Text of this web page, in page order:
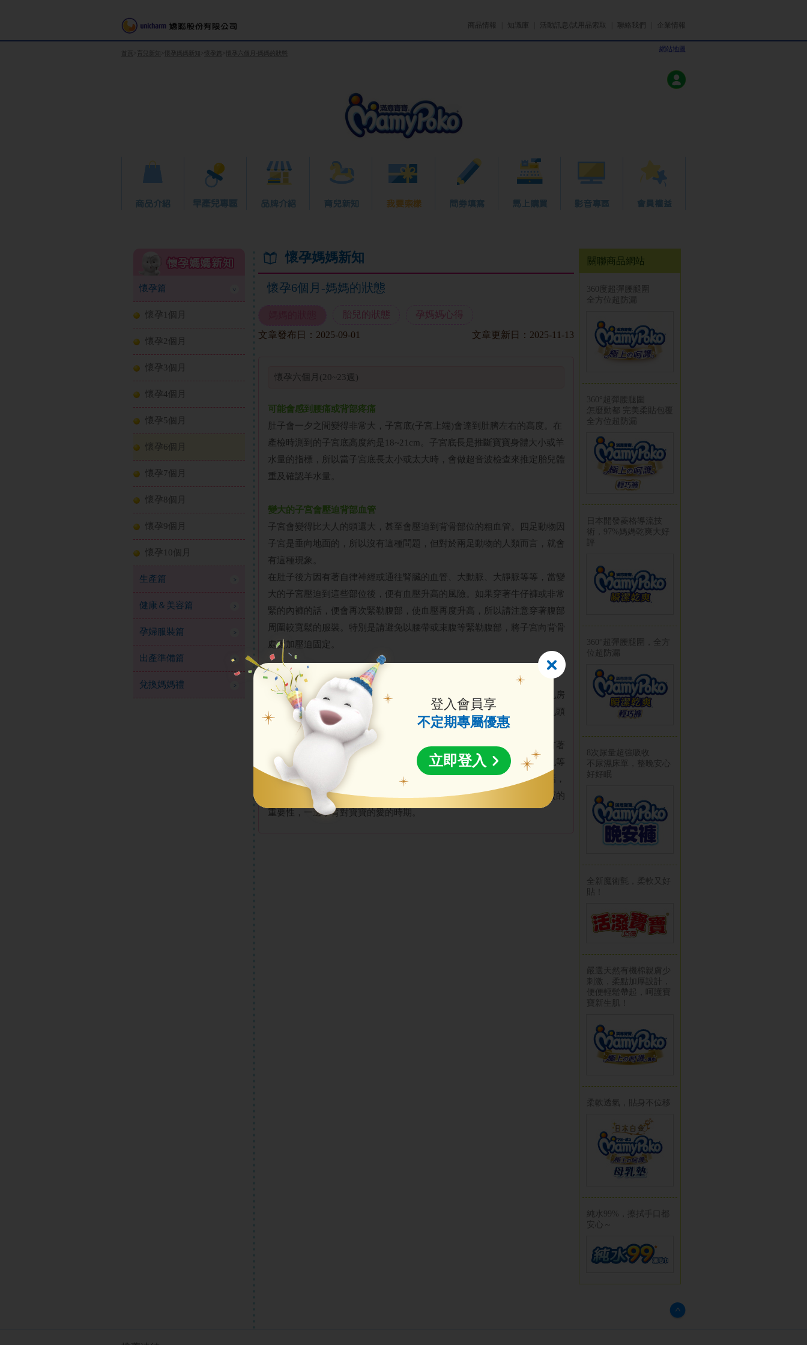
商品情報 知識庫 活動訊息/試用品索取 聯絡我們 企業情報
首頁 育兒新知 懷孕媽媽新知 懷孕篇 懷孕六個月-媽媽的狀態
網站地圖
登入會員享
不定期專屬優惠
立即登入
懷孕媽媽新知
懷孕6個月-媽媽的狀態
胎兒的狀態
孕媽媽心得
文章發布日： 2025-09-01 文章更新日： 2025-11-13
懷孕六個月(20~23週)
可能會感到腰痛或背部疼痛
肚子會一夕之間變得非常大，子宮底(子宮上端)會達到肚臍左右的高度。在
產檢時測到的子宮底高度約是18~21cm。子宮底長是推斷寶寶身體大小或羊
水量的指標，所以當子宮底長太小或太大時，會做超音波檢查來推定胎兒體
重及確認羊水量。
變大的子宮會壓迫背部血管
子宮會變得比大人的頭還大，甚至會壓迫到背骨部位的粗血管。四足動物因
子宮是垂向地面的，所以沒有這種問題，但對於兩足動物的人類而言，就會
有這種現象。
在肚子後方因有著自律神經或通往腎臟的血管、大動脈、大靜脈等等，當變
大的子宮壓迫到這些部位後，便有血壓升高的風險。如果穿著牛仔褲或非常
緊的內褲的話，便會再次緊勒腹部，使血壓再度升高，所以請注意穿著腹部
周圍較寬鬆的服裝。特別是請避免以腰帶或束腹等緊勒腹部，將子宮向背骨
處更加壓迫固定。
乳腺發育了，可能會開始分泌乳汁
不僅是外觀，媽媽體內為了生產或產後育兒賀爾蒙的活動會更加活躍。乳房
中的乳腺組織也開始分泌母乳。在懷孕六個月時乳腺會非常發達，按壓乳頭
的話會產出薄黃色的乳汁。
媽媽的乳房大小因人而異，而乳頭的形狀也有所不同。或許有些媽媽會有著
乳房太小所以很難產出母乳、或乳頭太平、凹陷所以寶寶不容易喝到母乳等
不安，但請不要現在就太過擔心產後的事情。在寶寶誕生後頻繁哺乳的話，
寶寶自己便會調整乳頭的形狀。因此，懷孕中是一邊學習母乳哺育對寶寶的
重要性，一邊孕育對寶寶的愛的時期。
關聯商品網站
360度超彈腰腿圍
全方位超防漏
360°超彈腰腿圍
怎麼動都 完美柔貼包覆
全方位超防漏
日本開發菱格導流技
術，97%媽媽乾爽大好
評
360°超彈腰腿圍，全方
位超防漏
8次尿量超強吸收
不尿濕床單，整晚安心
好好眠
全新魔術氈，柔軟又好
貼！
嚴選天然有機棉親膚少
刺激，柔點加厚設計，
便便輕鬆帶起，呵護寶
寶新生肌！
柔軟透氣，貼身不位移
純水99%，擦拭手口都
安心～
懷孕篇
懷孕1個月
懷孕2個月
懷孕3個月
懷孕4個月
懷孕5個月
懷孕6個月
懷孕7個月
懷孕8個月
懷孕9個月
懷孕10個月
生產篇
健康＆美容篇
孕婦服裝篇
出產準備篇
兌換媽媽禮